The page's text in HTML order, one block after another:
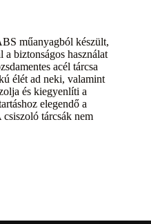
műanyagból készült,
a biztonságos használat
acél tárcsa
élét ad neki, valamint
és kiegyenlíti a
elegendő a
tárcsák nem